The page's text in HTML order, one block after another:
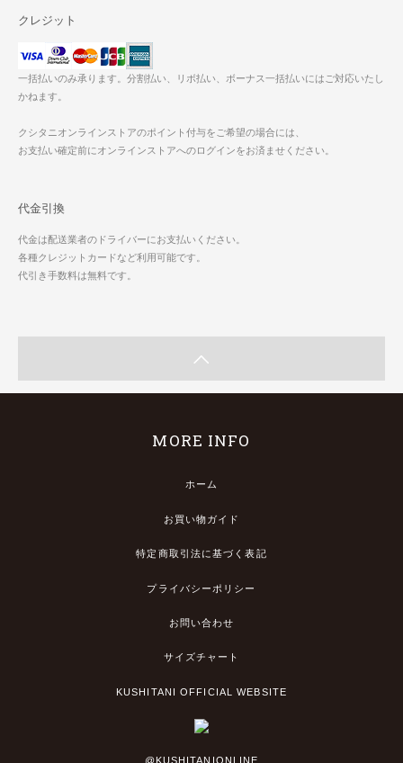
クレジット
一括払いのみ承ります。分割払い、リボ払い、ボーナス一括払いにはご対応いたし
かねます。
クシタニオンラインストアのポイント付与をご希望の場合には、
お支払い確定前にオンラインストアへのログインをお済ませください。
代金引換
代金は配送業者のドライバーにお支払いください。
各種クレジットカードなど利用可能です。
代引き手数料は無料です。
MORE INFO
ホーム
お買い物ガイド
特定商取引法に基づく表記
プライバシーポリシー
お問い合わせ
サイズチャート
KUSHITANI OFFICIAL WEBSITE
@KUSHITANIONLINE